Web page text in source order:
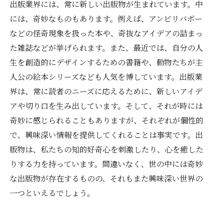
出版業界には、常に新しい出版物が生まれています。中
には、奇妙なものもあります。例えば、アンビリバボー
などの怪奇現象を扱った本や、奇抜なアイデアの詰まっ
た雑誌などが挙げられます。また、最近では、自分の人
生を創造的にデザインするための書籍や、動物たちが主
人公の絵本シリーズなども人気を博しています。出版業
界は、常に読者のニーズに応えるために、新しいアイデ
アや切り口を生み出しています。そして、それが時には
奇妙に感じられることもありますが、それぞれが個性的
で、興味深い情報を提供してくれることは事実です。出
版物は、私たちの知的好奇心を刺激したり、心を癒した
りする力を持っています。間違いなく、世の中には奇妙
な出版物が存在するものの、それもまた興味深い世界の
一つといえるでしょう。